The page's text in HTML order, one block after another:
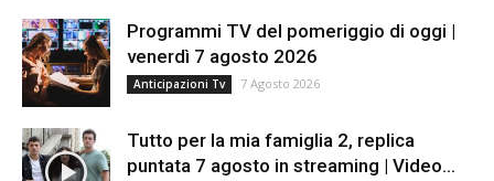
Programmi TV del pomeriggio di oggi |
venerdì 7 agosto 2026
Anticipazioni Tv 7 Agosto 2026
Tutto per la mia famiglia 2, replica
puntata 7 agosto in streaming | Video...